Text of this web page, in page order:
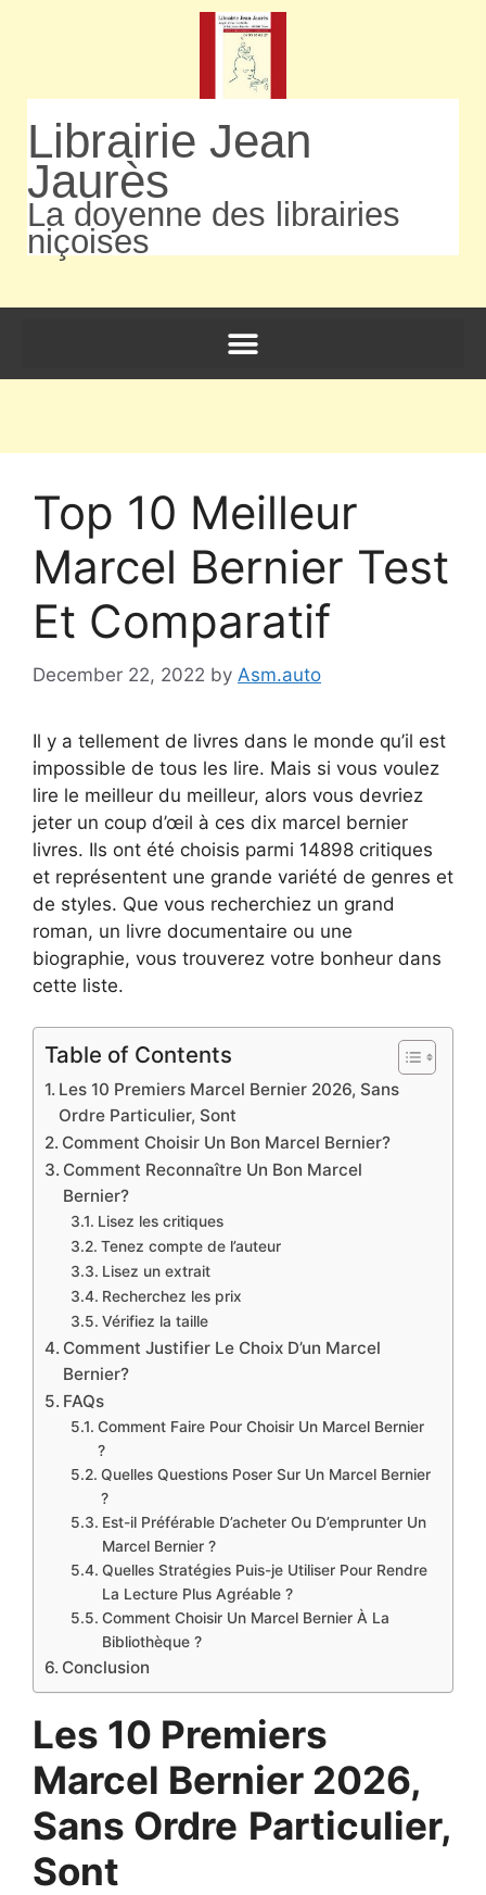
Librairie Jean
Jaurès
La doyenne des librairies
niçoises
Top 10 Meilleur
Marcel Bernier Test
Et Comparatif
December 22, 2022 by Asm.auto
Il y a tellement de livres dans le monde qu’il est
impossible de tous les lire. Mais si vous voulez
lire le meilleur du meilleur, alors vous devriez
jeter un coup d’œil à ces dix marcel bernier
livres. Ils ont été choisis parmi 14898 critiques
et représentent une grande variété de genres et
de styles. Que vous recherchiez un grand
roman, un livre documentaire ou une
biographie, vous trouverez votre bonheur dans
cette liste.
Table of Contents
Les 10 Premiers Marcel Bernier 2026, Sans
Ordre Particulier, Sont
Comment Choisir Un Bon Marcel Bernier?
Comment Reconnaître Un Bon Marcel
Bernier?
Lisez les critiques
Tenez compte de l’auteur
Lisez un extrait
Recherchez les prix
Vérifiez la taille
Comment Justifier Le Choix D’un Marcel
Bernier?
FAQs
Comment Faire Pour Choisir Un Marcel Bernier
?
Quelles Questions Poser Sur Un Marcel Bernier
?
Est-il Préférable D’acheter Ou D’emprunter Un
Marcel Bernier ?
Quelles Stratégies Puis-je Utiliser Pour Rendre
La Lecture Plus Agréable ?
Comment Choisir Un Marcel Bernier À La
Bibliothèque ?
Conclusion
Les 10 Premiers
Marcel Bernier 2026,
Sans Ordre Particulier,
Sont